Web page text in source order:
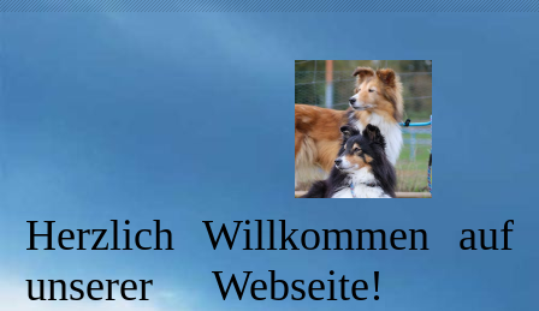
Herzlich Willkommen auf
unserer Webseite!